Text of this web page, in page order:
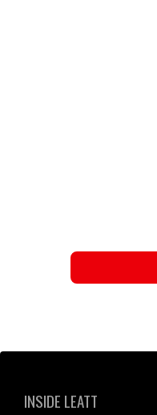
INSIDE LEATT